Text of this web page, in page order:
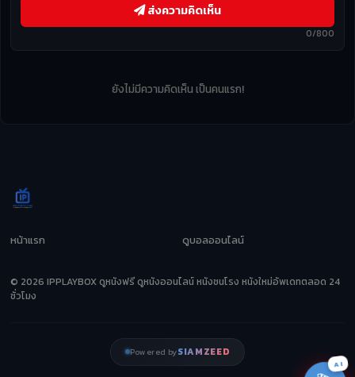
0/800
ส่งความคิดเห็น
ยังไม่มีความคิดเห็น เป็นคนแรก!
หน้าแรก ดูบอลออนไลน์
© 2026 IPPLAYBOX ดูหนังฟรี ดูหนังออนไลน์ หนังชนโรง หนังใหม่อัพเดทตลอด 24
ชั่วโมง
Powered bySIAMZEED
AI